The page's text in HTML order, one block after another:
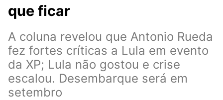
que ficar
A coluna revelou que Antonio Rueda
fez fortes críticas a Lula em evento
da XP; Lula não gostou e crise
escalou. Desembarque será em
setembro